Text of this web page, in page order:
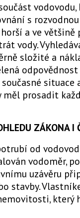
s
a ve většině
vody.
složité a
situace
prosadit
ZÁKONA I
od
vodoměr,
uzávěru
stavby.
který